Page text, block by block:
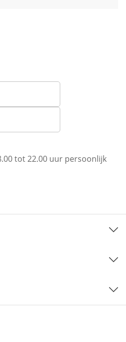
tot 22.00 uur persoonlijk